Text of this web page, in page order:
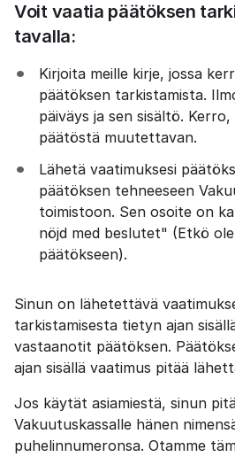
Voit vaatia päätöksen
tavalla:
Kirjoita meille kirje, jossa
päätöksen tarkistamista.
päiväys ja sen sisältö.
päätöstä muutettavan.
Lähetä vaatimuksesi
päätöksen tehneeseen
toimistoon. Sen osoite on
nöjd med beslutet" (Etkö
päätökseen).
Sinun on lähetettävä
tarkistamisesta tietyn ajan
vastaanotit päätöksen.
ajan sisällä vaatimus pitää
Jos käytät asiamiestä, sinun
Vakuutuskassalle hänen
puhelinnumeronsa. Otamme